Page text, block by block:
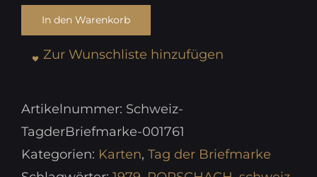
In den Warenkorb
Zur Wunschliste hinzufügen
Artikelnummer: Schweiz-
TagderBriefmarke-001761
Kategorien: Karten, Tag der Briefmarke